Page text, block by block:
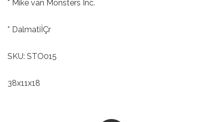
* Mike van Monsters Inc.
* DalmatiÌÇr
SKU: STO015
38x11x18